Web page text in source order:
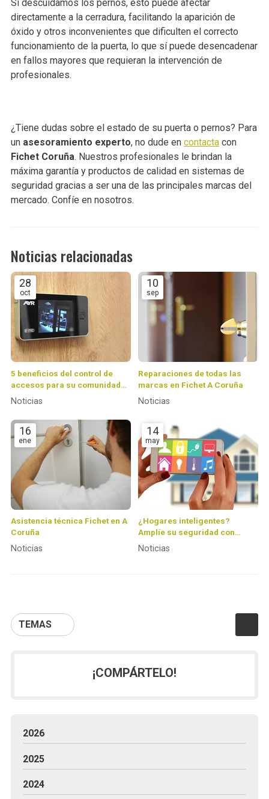
TEMAS
Si descuidamos los pernos, esto puede afectar
directamente a la cerradura, facilitando la aparición de
óxido y otros inconvenientes que dificulten el correcto
funcionamiento de la puerta, lo que sí puede desencadenar
en fallos mayores que requieran la intervención de
profesionales.
¿Tiene dudas sobre el estado de su puerta o pernos? Para
un asesoramiento experto, no dude en contactacon
Fichet Coruña. Nuestros profesionales le brindan la
máxima garantía y productos de calidad en sistemas de
seguridad gracias a ser una de las principales marcas del
mercado. Confíe en nosotros.
Noticias relacionadas
28
oct
5 beneficios del control de
accesos para su comunidad
de vecinos
Noticias
10
sep
Reparaciones de todas las
marcas en Fichet A Coruña
Noticias
16
ene
Asistencia técnica Fichet en A
Coruña
Noticias
14
may
¿Hogares inteligentes?
Amplíe su seguridad con
Fichet Coruña
Noticias
¡COMPÁRTELO!
2026
2025
2024